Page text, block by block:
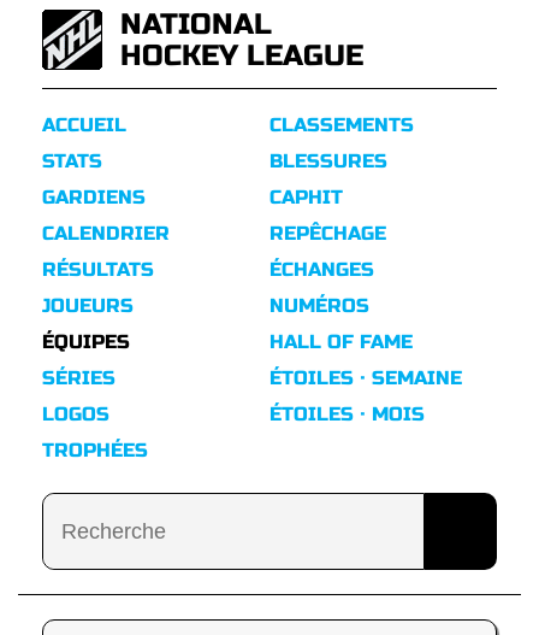
NATIONAL
HOCKEY LEAGUE
ACCUEIL
STATS
GARDIENS
CALENDRIER
RÉSULTATS
CLASSEMENTS
BLESSURES
CAPHIT
REPÊCHAGE
ÉCHANGES
JOUEURS
ÉQUIPES
SÉRIES
LOGOS
TROPHÉES
NUMÉROS
HALL OF FAME
ÉTOILES · SEMAINE
ÉTOILES · MOIS